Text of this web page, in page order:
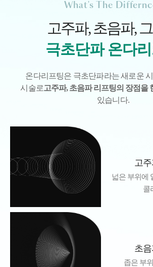
What's The
고주파, 초음파,
극초단파 온다
온다리프팅은 극초단파라는 새로운
시술로고주파, 초음파 리프팅의 장점을
있습니다.
고
넓은 부위에
콜
초
좁은 부